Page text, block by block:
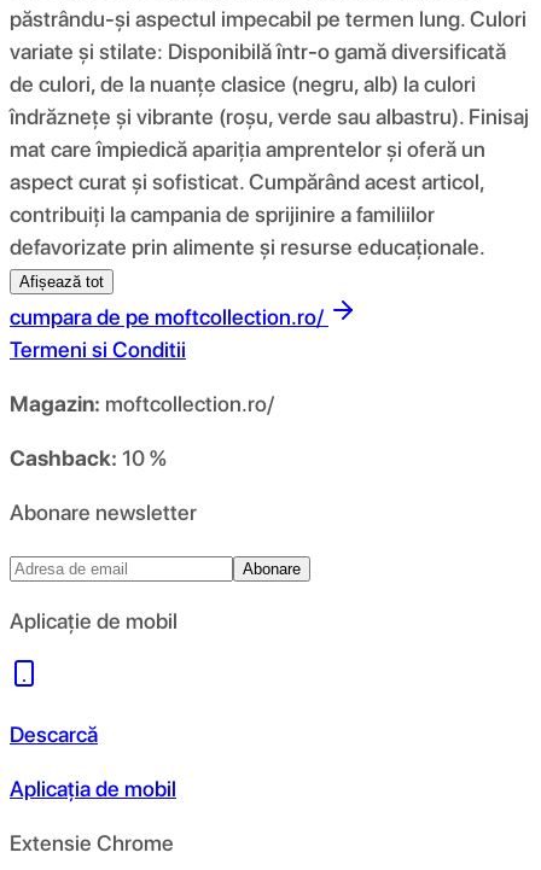
păstrându-și aspectul impecabil pe termen lung. Culori
variate și stilate: Disponibilă într-o gamă diversificată
de culori, de la nuanțe clasice (negru, alb) la culori
îndrăznețe și vibrante (roșu, verde sau albastru). Finisaj
mat care împiedică apariția amprentelor și oferă un
aspect curat și sofisticat. Cumpărând acest articol,
contribuiți la campania de sprijinire a familiilor
defavorizate prin alimente și resurse educaționale.
Afișează tot
cumpara de pe moftcollection.ro/
Termeni si Conditii
Magazin: moftcollection.ro/
Cashback: 10 %
Abonare newsletter
Abonare
Aplicație de mobil
Descarcă
Aplicația de mobil
Extensie Chrome